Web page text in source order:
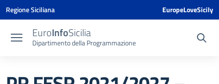
Vai ai contenuti
Vai al menu di navigazione
Vai al footer
Vai al banner delle Cookie Policy
Regione Siciliana EuropeLoveSicily
EuroInfoSicilia
Dipartimento della Programmazione